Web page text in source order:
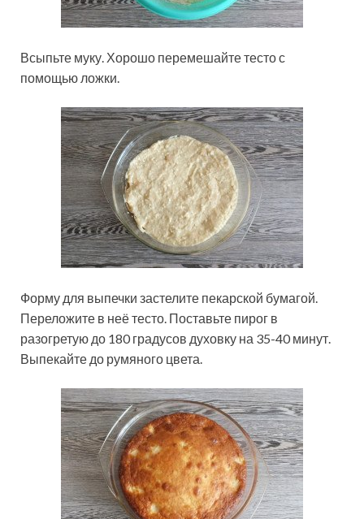
Всыпьте муку. Хорошо перемешайте тесто с
помощью ложки.
Форму для выпечки застелите пекарской бумагой.
Переложите в неё тесто. Поставьте пирог в
разогретую до 180 градусов духовку на 35-40 минут.
Выпекайте до румяного цвета.